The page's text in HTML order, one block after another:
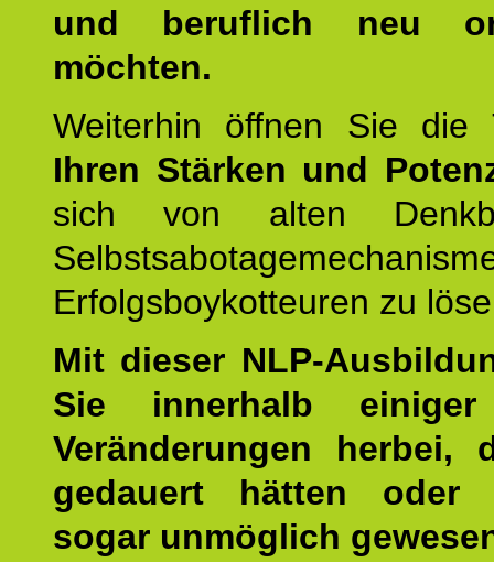
und beruflich neu
möchten.
Weiterhin öffnen Sie
Ihren Stärken und
sich von alten
Erfolgsboykotteuren zu
Mit dieser NLP-
Sie innerhalb einiger
Veränderungen herbei,
gedauert hätten oder
sogar unmöglich